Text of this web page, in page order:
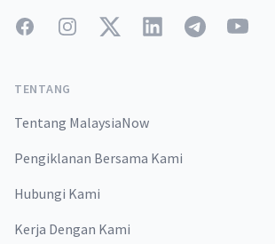
FacebookInstagramTwitterLinkedInTelegramYouTube
TENTANG
Tentang MalaysiaNow
Pengiklanan Bersama Kami
Hubungi Kami
Kerja Dengan Kami